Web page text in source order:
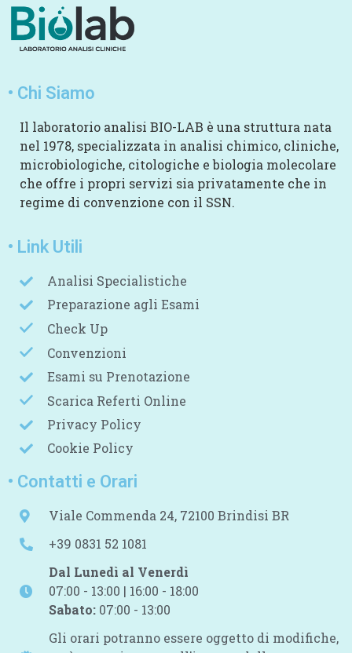
• Chi Siamo
Il laboratorio analisi BIO-LAB è una struttura nata
nel 1978, specializzata in analisi chimico, cliniche,
microbiologiche, citologiche e biologia molecolare
che offre i propri servizi sia privatamente che in
regime di convenzione con il SSN.
• Link Utili
Analisi Specialistiche
Preparazione agli Esami
Check Up
Convenzioni
Esami su Prenotazione
Scarica Referti Online
Privacy Policy
Cookie Policy
• Contatti e Orari
Viale Commenda 24, 72100 Brindisi BR
+39 0831 52 1081
Dal Lunedì al Venerdì
07:00 - 13:00 | 16:00 - 18:00
Sabato: 07:00 - 13:00
Gli orari potranno essere oggetto di modifiche,